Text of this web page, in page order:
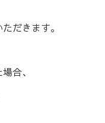
だきます。
合、